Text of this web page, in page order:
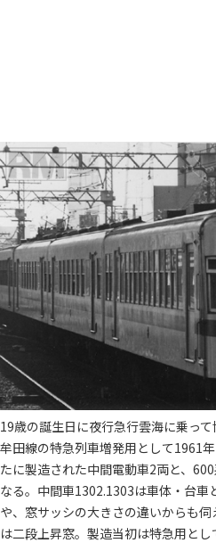
19歳の誕生日に夜行急行雲海に乗っ
牟田線の特急列車増発用として1961
たに製造された中間電動車2両と、
なる。中間車1302.1303は車体・台車
や、窓サッシの大きさの違いからも
は二段上昇窓。製造当初は特急用と